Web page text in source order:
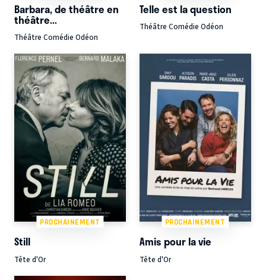
Barbara, de théâtre en
théâtre...
Théâtre Comédie Odéon
Telle est la question
Théâtre Comédie Odéon
PROCHAINEMENT
Still
Tête d'Or
PROCHAINEMENT
Amis pour la vie
Tête d'Or